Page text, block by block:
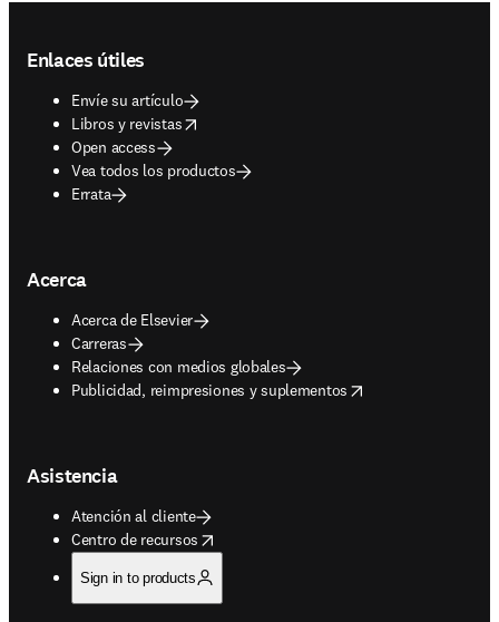
Enlaces útiles
Envíe su artículo
Libros y revistas
opens in new tab/window
Open access
Vea todos los productos
Errata
Acerca
Acerca de Elsevier
Carreras
Relaciones con medios globales
Publicidad, reimpresiones y suplementos
opens in new tab/window
Asistencia
Atención al cliente
Centro de recursos
opens in new tab/window
Sign in to products